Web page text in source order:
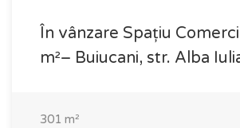
În vânzare Spațiu
m²– Buiucani, str. Alba
301 m²